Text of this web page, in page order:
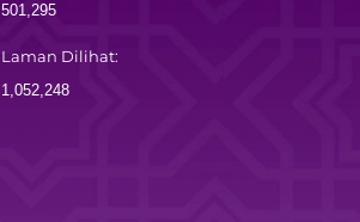
501,295
Laman Dilihat:
1,052,248